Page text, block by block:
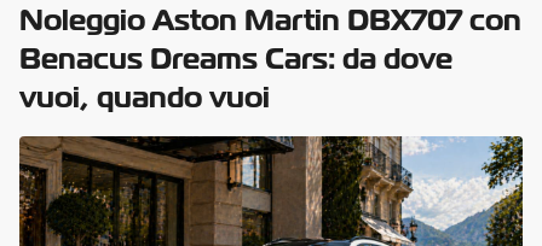
Noleggio Aston Martin DBX707 con
Benacus Dreams Cars: da dove
vuoi, quando vuoi